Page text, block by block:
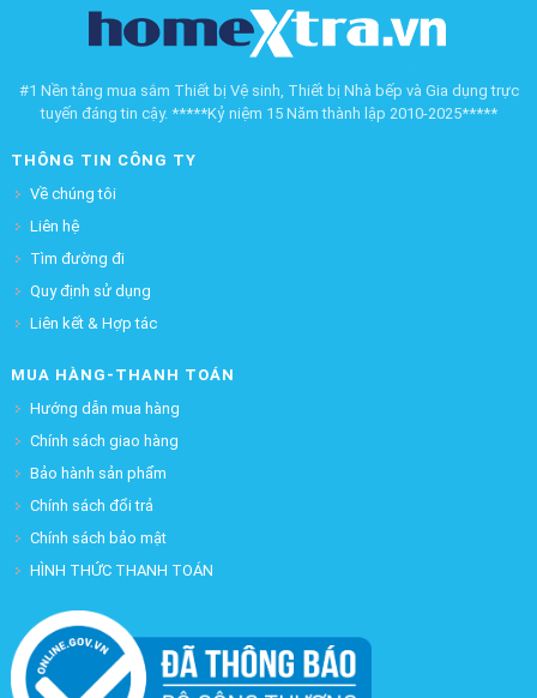
#1 Nền tảng mua sắm Thiết bị Vệ sinh, Thiết bị Nhà bếp và Gia dụng trực
tuyến đáng tin cậy. *****Kỷ niệm 15 Năm thành lập 2010-2025*****
THÔNG TIN CÔNG TY
Về chúng tôi
Liên hệ
Tìm đường đi
Quy định sử dụng
Liên kết & Hợp tác
MUA HÀNG-THANH TOÁN
Hướng dẫn mua hàng
Chính sách giao hàng
Bảo hành sản phẩm
Chính sách đổi trả
Chính sách bảo mật
HÌNH THỨC THANH TOÁN